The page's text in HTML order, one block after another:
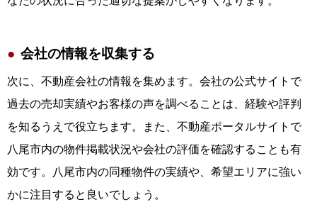
会社の情報を収集する
次に、不動産会社の情報を集めます。会社の公式サイトで
過去の売却実績やお客様の声を調べることは、経験や評判
を知るうえで役立ちます。また、不動産ポータルサイトで
八尾市内の物件掲載状況や会社の評価を確認することも有
効です。八尾市内の同種物件の実績や、希望エリアに強い
かに注目すると良いでしょう。